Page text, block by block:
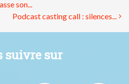
son...
Podcast casting call : silences...
suivre sur